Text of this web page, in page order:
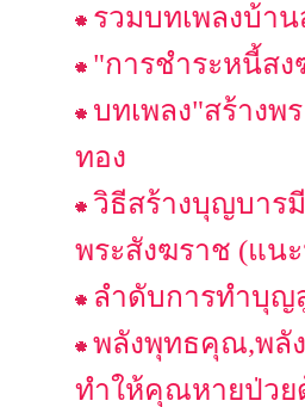
รวมบทเพลงบ้า
"การชำระหนี้ส
บทเพลง"สร้างพ
ทอง
วิธีสร้างบุญบาร
พระสังฆราช (แ
ลําดับการทําบุญ
พลังพุทธคุณ,พลั
ทำให้คุณหายป่วย